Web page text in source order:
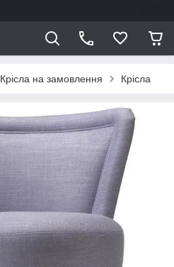
Крісла на замовлення Крісла